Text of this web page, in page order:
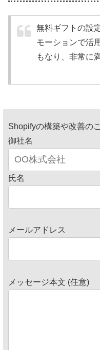
無料ギフトの設
モーションで活
もなり、非常に
Shopifyの構築や改善の
御社名
氏名
メールアドレス
メッセージ本文 (任意)